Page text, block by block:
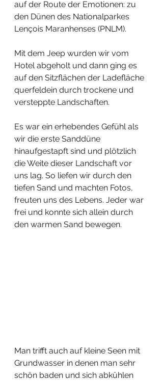
auf der Route der Emotionen: zu
den Dünen des Nationalparkes
Lençois Maranhenses (PNLM).
Mit dem Jeep wurden wir vom
Hotel abgeholt und dann ging es
auf den Sitzflächen der Ladefläche
querfeldein durch trockene und
versteppte Landschaften.
Es war ein erhebendes Gefühl als
wir die erste Sanddüne
hinaufgestapft sind und plötzlich
die Weite dieser Landschaft vor
uns lag. So liefen wir durch den
tiefen Sand und machten Fotos,
freuten uns des Lebens. Jeder war
frei und konnte sich allein durch
den warmen Sand bewegen.
Man trifft auch auf kleine Seen mit
Grundwasser in denen man sehr
schön baden und sich abkühlen